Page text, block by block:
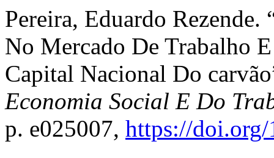
Pereira, Eduardo Rezende.
No Mercado De Trabalho
Capital Nacional Do
Economia Social E Do
p. e025007, https://